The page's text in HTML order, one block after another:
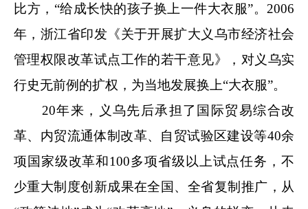
比方，“给成长快的孩子换上一件大衣服”。2006
年，浙江省印发《关于开展扩大义乌市经济社会
管理权限改革试点工作的若干意见》，对义乌实
行史无前例的扩权，为当地发展换上“大衣服”。
20年来，义乌先后承担了国际贸易综合改
革、内贸流通体制改革、自贸试验区建设等40余
项国家级改革和100多项省级以上试点任务，不
少重大制度创新成果在全国、全省复制推广，从